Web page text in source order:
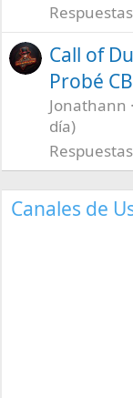
Respuestas
Call of
Probé
Jonathann
día)
Respuestas
Canales de